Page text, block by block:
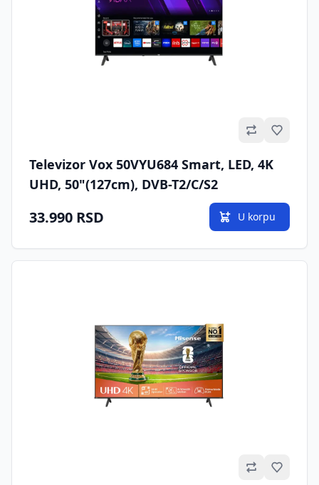
Televizor Vox 50VYU684 Smart, LED, 4K
UHD, 50"(127cm), DVB-T2/C/S2
33.990 RSD U korpu